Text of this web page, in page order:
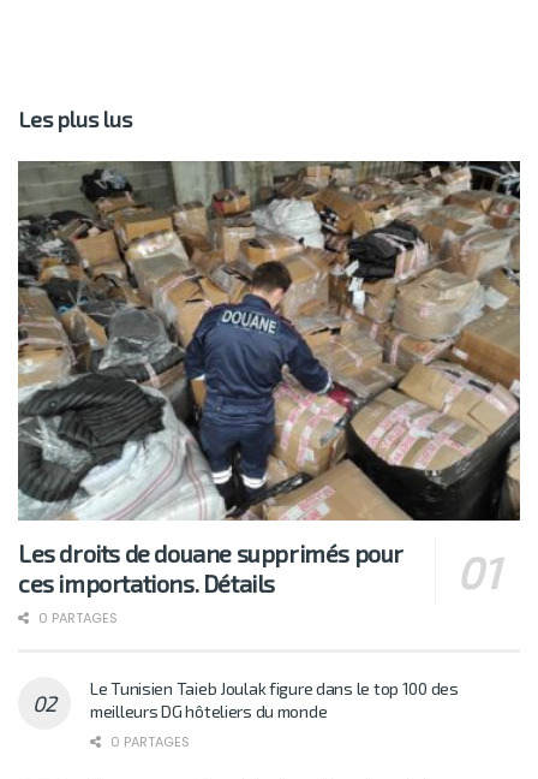
Les plus lus
Les droits de douane supprimés pour
ces importations. Détails
0 PARTAGES
Le Tunisien Taieb Joulak figure dans le top 100 des
meilleurs DG hôteliers du monde
0 PARTAGES